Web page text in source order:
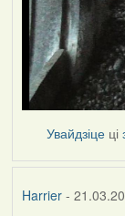
Увайдзіце ці
Harrier-